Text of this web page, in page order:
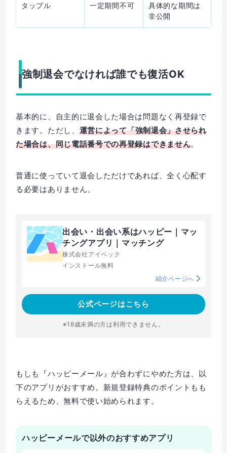
タップル 一定期間不可
具体的な期間は
非公開
強制退会でなければ誰でも復活OK
基本的に、自主的に退会した場合は問題なく再登録で
きます。ただし、 運営によって「強制退会」させられ
た場合は、同じ電話番号での再登録はできません。
普通に使っていて退会しただけであれば、全く心配す
る必要はありません。
出会い・出会い系はハッピー｜マッ
チングアプリ｜マッチング
株式会社アイベック
インストール無料
紹介ページへ
公式ページはこちら
※18歳未満の方は利用できません。
もしも『ハッピーメール』が合わずにやめた方は、以
下のアプリがおすすめ。新規登録特典のポイントもも
らえるため、無料で使い始められます。
ハッピーメールで以外のおすすめアプリ